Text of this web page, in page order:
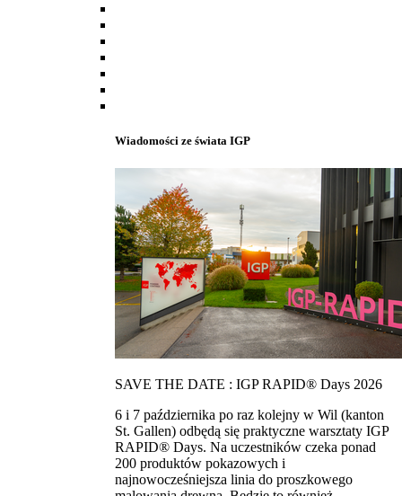
Wiadomości ze świata IGP
SAVE THE DATE : IGP RAPID® Days 2026
6 i 7 października po raz kolejny w Wil (kanton
St. Gallen) odbędą się praktyczne warsztaty IGP
RAPID® Days. Na uczestników czeka ponad
200 produktów pokazowych i
najnowocześniejsza linia do proszkowego